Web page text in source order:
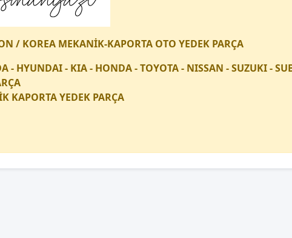
/ KOREA MEKANİK-KAPORTA OTO YEDEK PARÇA
- HYUNDAI - KIA - HONDA - TOYOTA - NISSAN - SUZUKI -
KAPORTA YEDEK PARÇA